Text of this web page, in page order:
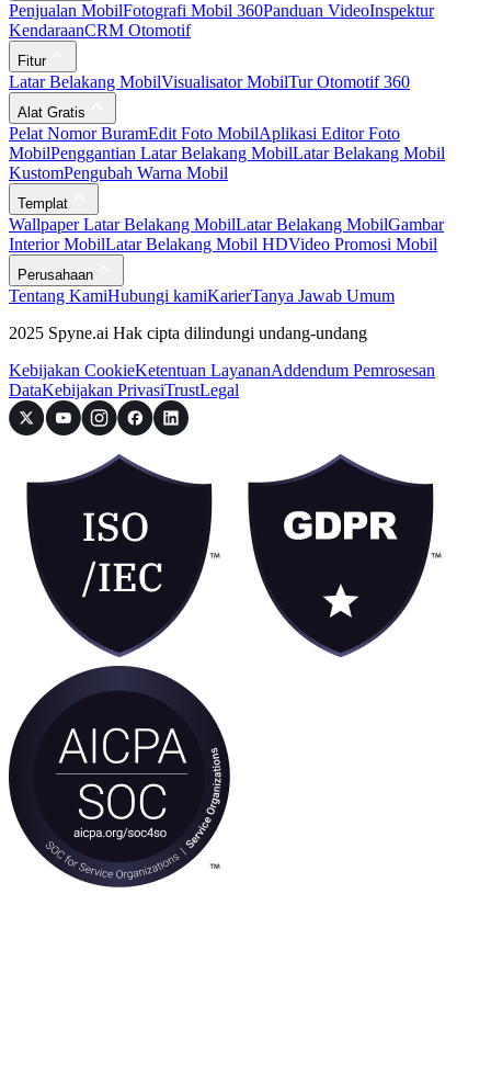
Penjualan MobilFotografi Mobil 360Panduan VideoInspektur
KendaraanCRM Otomotif
Fitur
Latar Belakang MobilVisualisator MobilTur Otomotif 360
Alat Gratis
Pelat Nomor BuramEdit Foto MobilAplikasi Editor Foto
MobilPenggantian Latar Belakang MobilLatar Belakang Mobil
KustomPengubah Warna Mobil
Templat
Wallpaper Latar Belakang MobilLatar Belakang MobilGambar
Interior MobilLatar Belakang Mobil HDVideo Promosi Mobil
Perusahaan
Tentang KamiHubungi kamiKarierTanya Jawab Umum
2025 Spyne.ai Hak cipta dilindungi undang-undang
Kebijakan CookieKetentuan LayananAddendum Pemrosesan
DataKebijakan PrivasiTrustLegal